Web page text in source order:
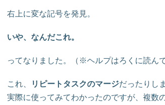
右上に変な記号を発見。
いや、なんだこれ。
ってなりました。（※ヘルプはろくに読ん
これ、 リピートタスクのマージだったりし
実際に使ってみてわかったのですが、複数